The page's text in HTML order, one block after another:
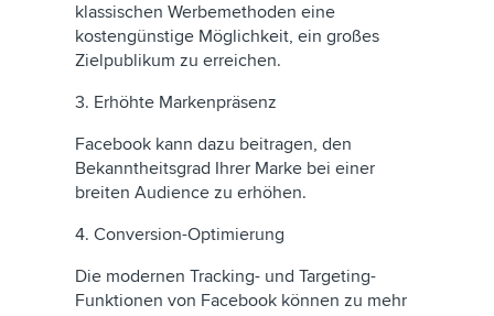
klassischen Werbemethoden eine
kostengünstige Möglichkeit, ein großes
Zielpublikum zu erreichen.
3. Erhöhte Markenpräsenz
Facebook kann dazu beitragen, den
Bekanntheitsgrad Ihrer Marke bei einer
breiten Audience zu erhöhen.
4. Conversion-Optimierung
Die modernen Tracking- und Targeting-
Funktionen von Facebook können zu mehr